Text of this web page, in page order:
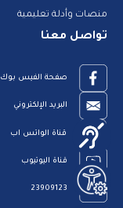
منصات وأدلة تعليمية
تواصل معنا
صفحة الفيس بوك
البريد الإلكتروني
قناة الواتس اب
قناة اليوتيوب
23909123